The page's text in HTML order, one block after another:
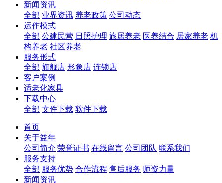
新闻资讯
全部 业界资讯 养老政策 公司动态
运作模式
全部 公建民营 日照护理 旅居养老 医养结合 居家养老 机
构养老 社区养老
服务形式
全部 旗舰店 形象店 连锁店
客户案例
适老化家具
下载中心
全部 文件下载 软件下载
首页
关于益年
公司简介 荣誉证书 在线留言 公司团队 联系我们
服务支持
全部 服务优势 合作流程 售后服务 师资力量
新闻资讯